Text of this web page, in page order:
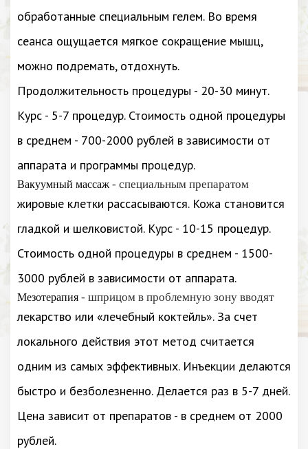
обработанные специальным гелем. Во время
сеанса ощущается мягкое сокращение мышц,
можно подремать, отдохнуть.
Продолжительность процедуры - 20-30 минут.
Курс - 5-7 процедур. Стоимость одной процедуры
в среднем - 700-2000 рублей в зависимости от
аппарата и программы процедур.
Вакуумный массаж - специальным препаратом
жировые клетки рассасываются. Кожа становится
гладкой и шелковистой. Курс - 10-15 процедур.
Стоимость одной процедуры в среднем - 1500-
3000 рублей в зависимости от аппарата.
Мезотерапия - шприцом в проблемную зону вводят
лекарство или «лечебный коктейль». За счет
локального действия этот метод считается
одним из самых эффективных. Инъекции делаются
быстро и безболезненно. Делается раз в 5-7 дней.
Цена зависит от препаратов - в среднем от 2000
рублей.